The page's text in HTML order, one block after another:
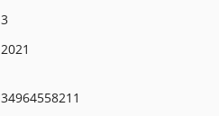
3
2021
34964558211